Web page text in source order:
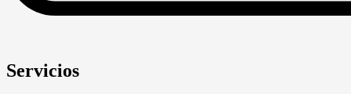
Servicios